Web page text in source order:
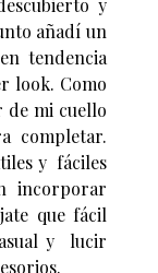
añadí un
tendencia
look. Como
de mi cuello
completar.
y fáciles
incorporar
que fácil
y lucir